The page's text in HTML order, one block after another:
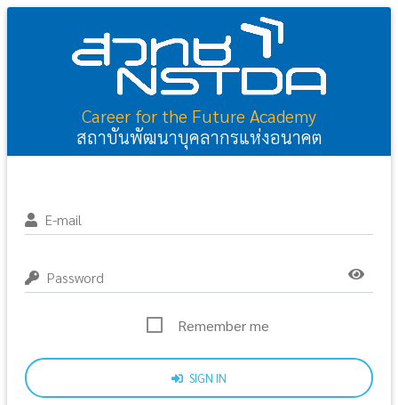
Career for the Future Academy
สถาบันพัฒนาบุคลากรแห่งอนาคต
E-mail
Password
Remember me
SIGN IN